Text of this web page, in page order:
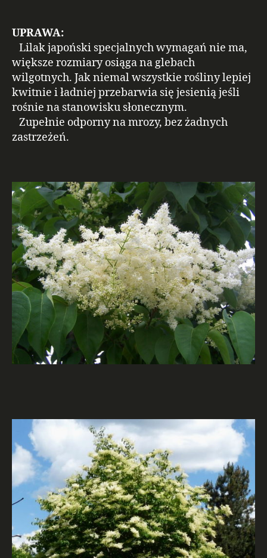
UPRAWA:
Lilak japoński specjalnych wymagań nie ma,
większe rozmiary osiąga na glebach
wilgotnych. Jak niemal wszystkie rośliny lepiej
kwitnie i ładniej przebarwia się jesienią jeśli
rośnie na stanowisku słonecznym.
Zupełnie odporny na mrozy, bez żadnych
zastrzeżeń.